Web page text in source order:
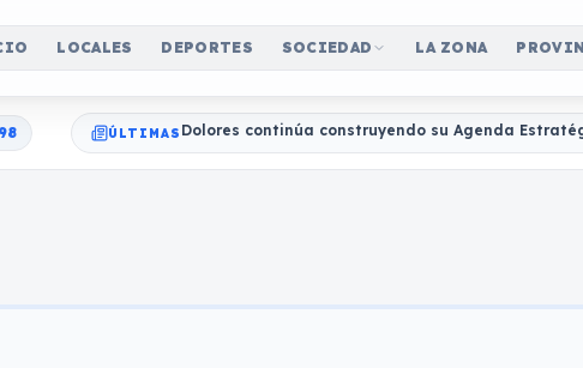
LOCALES DEPORTES SOCIEDAD LA ZONA
ÚLTIMAS Dolores continúa construyendo su Agenda